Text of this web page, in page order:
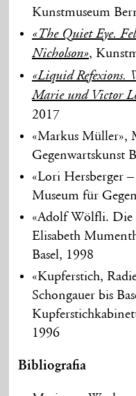
Kunstmuseum
«The Quiet Eye.
Nicholson»,
«Liquid Refexions.
Marie und Victor
2017
«Markus Müller»,
Gegenwartskunst
«Lori Hersberger
Museum für
«Adolf Wölfli. Die
Elisabeth
Basel, 1998
«Kupferstich,
Schongauer bis
1996
Bibliografia